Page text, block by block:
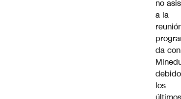
no
a la
da
los